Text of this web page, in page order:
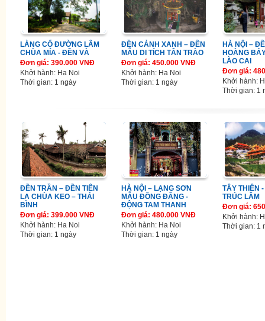
LÀNG CỔ ĐƯỜNG LÂM
CHÙA MÍA - ĐỀN VÀ
Đơn giá: 390.000 VNĐ
Khởi hành: Ha Noi
Thời gian: 1 ngày
ĐỀN CẢNH XANH – ĐỀN
MẪU DI TÍCH TÂN TRÀO
Đơn giá: 450.000 VNĐ
Khởi hành: Ha Noi
Thời gian: 1 ngày
HÀ NỘI –
HOÀNG
LÀO CAI
Đơn giá:
Khởi hành:
Thời gian: 1
ĐỀN TRẦN – ĐỀN TIÊN
LA CHÙA KEO – THÁI
BÌNH
Đơn giá: 399.000 VNĐ
Khởi hành: Ha Noi
Thời gian: 1 ngày
HÀ NỘI – LẠNG SƠN
MẪU ĐỒNG ĐĂNG -
ĐỘNG TAM THANH
Đơn giá: 480.000 VNĐ
Khởi hành: Ha Noi
Thời gian: 1 ngày
TÂY THIÊN
TRÚC LÂM
Đơn giá:
Khởi hành:
Thời gian: 1